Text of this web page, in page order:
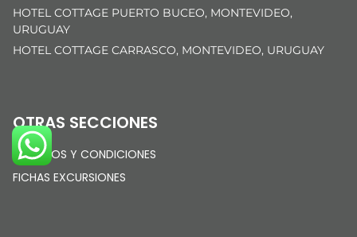
HOTEL COTTAGE PUERTO BUCEO, MONTEVIDEO,
URUGUAY
HOTEL COTTAGE CARRASCO, MONTEVIDEO, URUGUAY
OTRAS SECCIONES
TÉRMINOS Y CONDICIONES
FICHAS EXCURSIONES